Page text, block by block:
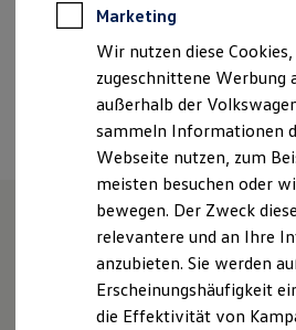
Reparatur & Service
Sommer-Special
Reparatur, Pflege &
Servicetermin
Service-Vorteile bei
ServicePlus
Economy Service
Räder & Reifen
Ersatzfahrzeuge
Notdienst und
Software, Konnektivität &
California App
VW Connect für
VW Connect für
VW Connect für
Termin
Willkommen in
Autohaus.
Marketing
Wir nutzen diese
zugeschnittene Werbung
außerhalb der
sammeln Informationen
Webseite nutzen, zum
meisten besuchen oder
bewegen. Der Zweck
relevantere und an Ihre
anzubieten. Sie werden
Erscheinungshäufigkeit
die Effektivität von